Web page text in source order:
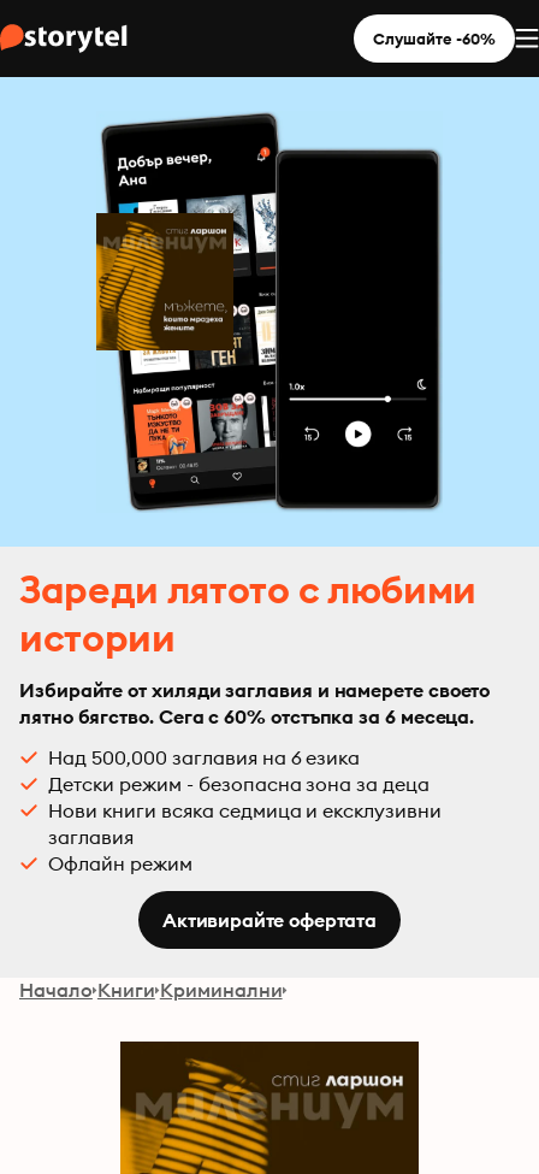
Слушайте -60%
Зареди лятото с любими
истории
Избирайте от хиляди заглавия и намерете своето
лятно бягство. Сега с 60% отстъпка за 6 месеца.
Над 500,000 заглавия на 6 езика
Детски режим - безопасна зона за деца
Нови книги всяка седмица и ексклузивни
заглавия
Офлайн режим
Активирайте офертата
Начало Книги Криминални